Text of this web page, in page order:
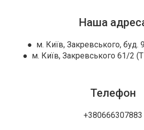
Наша
● м. Київ, Закревського, буд.
● м. Київ, Закревського 61/2
Телефон
+380666307883